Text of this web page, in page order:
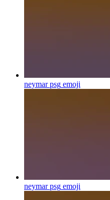
neymar psg emoji
neymar psg emoji